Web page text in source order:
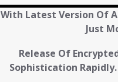
With Latest Version Of
Just
Release Of
Sophistication